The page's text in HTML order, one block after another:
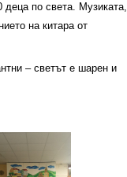
деца по света. Музиката,
на китара от
– светът е шарен и